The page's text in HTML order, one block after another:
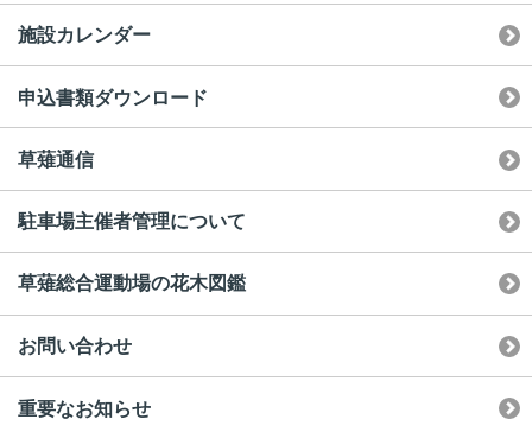
施設カレンダー
申込書類ダウンロード
草薙通信
駐車場主催者管理について
草薙総合運動場の花木図鑑
お問い合わせ
重要なお知らせ